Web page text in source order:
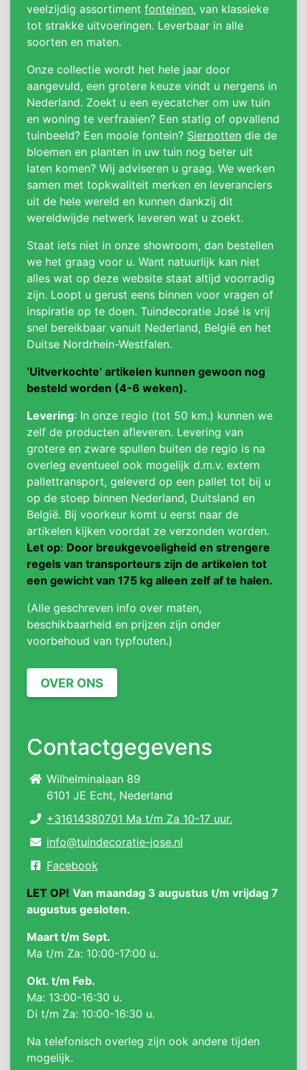
veelzijdig assortiment fonteinen, van klassieke
tot strakke uitvoeringen. Leverbaar in alle
soorten en maten.
Onze collectie wordt het hele jaar door
aangevuld, een grotere keuze vindt u nergens in
Nederland. Zoekt u een eyecatcher om uw tuin
en woning te verfraaien? Een statig of opvallend
tuinbeeld? Een mooie fontein? Sierpotten die de
bloemen en planten in uw tuin nog beter uit
laten komen? Wij adviseren u graag. We werken
samen met topkwaliteit merken en leveranciers
uit de hele wereld en kunnen dankzij dit
wereldwijde netwerk leveren wat u zoekt.
Staat iets niet in onze showroom, dan bestellen
we het graag voor u. Want natuurlijk kan niet
alles wat op deze website staat altijd voorradig
zijn. Loopt u gerust eens binnen voor vragen of
inspiratie op te doen. Tuindecoratie José is vrij
snel bereikbaar vanuit Nederland, België en het
Duitse Nordrhein-Westfalen.
‘Uitverkochte’ artikelen kunnen gewoon nog
besteld worden (4-6 weken).
Levering: In onze regio (tot 50 km.) kunnen we
zelf de producten afleveren. Levering van
grotere en zware spullen buiten de regio is na
overleg eventueel ook mogelijk d.m.v. extern
pallettransport, geleverd op een pallet tot bij u
op de stoep binnen Nederland, Duitsland en
België. Bij voorkeur komt u eerst naar de
artikelen kijken voordat ze verzonden worden.
Let op: Door breukgevoeligheid en strengere
regels van transporteurs zijn de artikelen tot
een gewicht van 175 kg alleen zelf af te halen.
(Alle geschreven info over maten,
beschikbaarheid en prijzen zijn onder
voorbehoud van typfouten.)
OVER ONS
Contactgegevens
Wilhelminalaan 89
6101 JE Echt, Nederland
+31614380701 Ma t/m Za 10-17 uur.
info@tuindecoratie-jose.nl
Facebook
LET OP! Van maandag 3 augustus t/m vrijdag 7
augustus gesloten.
Maart t/m Sept.
Ma t/m Za: 10:00-17:00 u.
Okt. t/m Feb.
Ma: 13:00-16:30 u.
Di t/m Za: 10:00-16:30 u.
Na telefonisch overleg zijn ook andere tijden
mogelijk.